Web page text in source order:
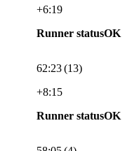
+6:19
Runner statusOK
62:23 (13)
+8:15
Runner statusOK